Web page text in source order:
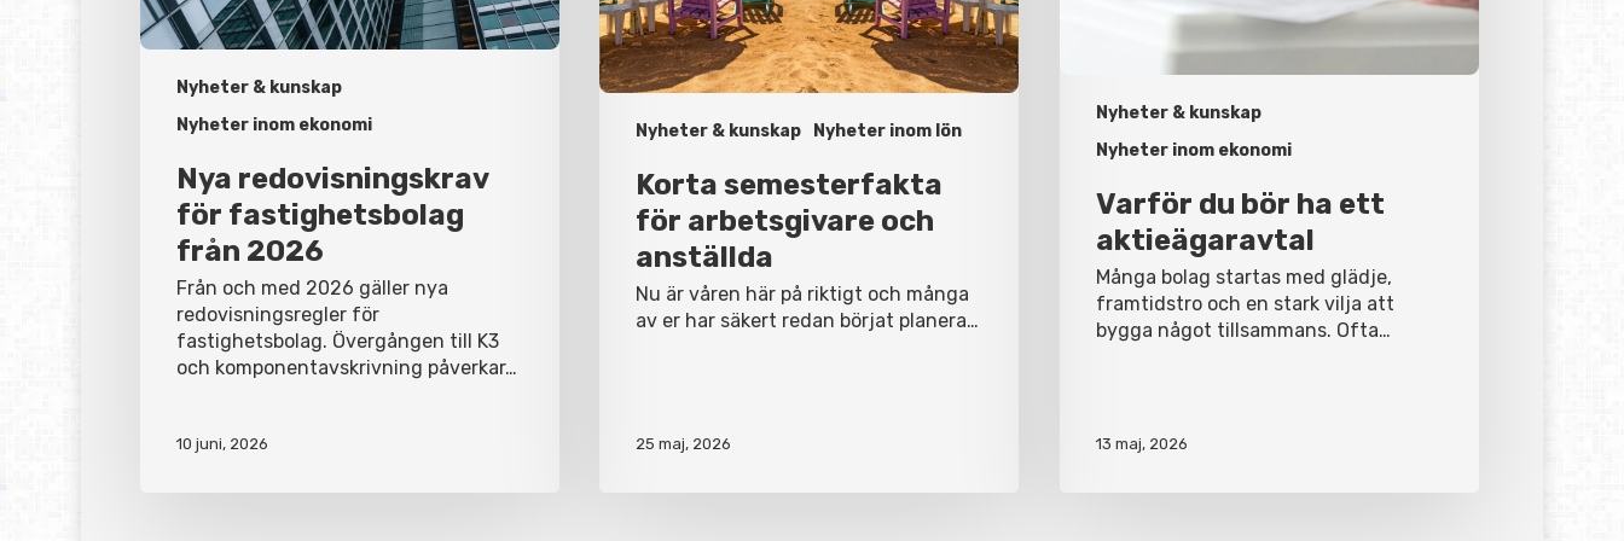
Nyheter & kunskap
Nyheter inom ekonomi
Nya redovisningskrav
för fastighetsbolag
från 2026
Från och med 2026 gäller nya
redovisningsregler för
fastighetsbolag. Övergången till K3
och komponentavskrivning påverkar…
10 juni, 2026
Nyheter & kunskap Nyheter inom lön
Korta semesterfakta
för arbetsgivare och
anställda
Nu är våren här på riktigt och många
av er har säkert redan börjat planera…
25 maj, 2026
Nyheter & kunskap
Nyheter inom ekonomi
Varför du bör ha ett
aktieägaravtal
Många bolag startas med glädje,
framtidstro och en stark vilja att
bygga något tillsammans. Ofta…
13 maj, 2026